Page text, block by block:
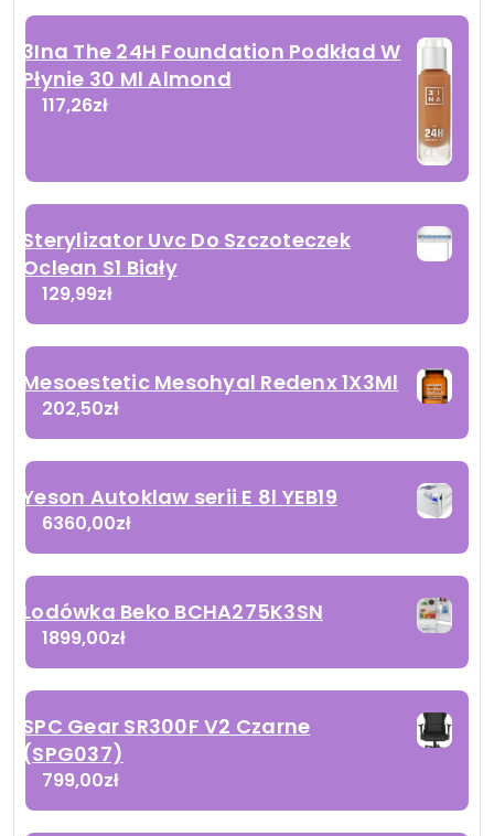
3Ina The 24H Foundation Podkład W
Płynie 30 Ml Almond
117,26zł
Sterylizator Uvc Do Szczoteczek
Oclean S1 Biały
129,99zł
Mesoestetic Mesohyal Redenx 1X3Ml
202,50zł
Yeson Autoklaw serii E 8l YEB19
6360,00zł
Lodówka Beko BCHA275K3SN
1899,00zł
SPC Gear SR300F V2 Czarne
(SPG037)
799,00zł